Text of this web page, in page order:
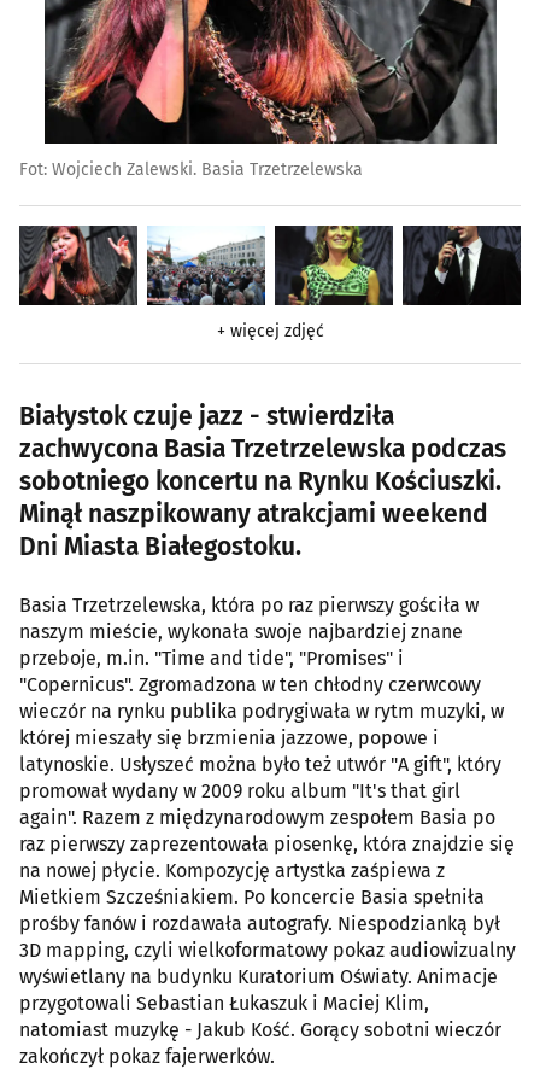
Fot: Wojciech Zalewski. Basia Trzetrzelewska
+ więcej zdjęć
Białystok czuje jazz - stwierdziła
zachwycona Basia Trzetrzelewska podczas
sobotniego koncertu na Rynku Kościuszki.
Minął naszpikowany atrakcjami weekend
Dni Miasta Białegostoku.
Basia Trzetrzelewska, która po raz pierwszy gościła w
naszym mieście, wykonała swoje najbardziej znane
przeboje, m.in. "Time and tide", "Promises" i
"Copernicus". Zgromadzona w ten chłodny czerwcowy
wieczór na rynku publika podrygiwała w rytm muzyki, w
której mieszały się brzmienia jazzowe, popowe i
latynoskie. Usłyszeć można było też utwór "A gift", który
promował wydany w 2009 roku album "It's that girl
again". Razem z międzynarodowym zespołem Basia po
raz pierwszy zaprezentowała piosenkę, która znajdzie się
na nowej płycie. Kompozycję artystka zaśpiewa z
Mietkiem Szcześniakiem. Po koncercie Basia spełniła
prośby fanów i rozdawała autografy. Niespodzianką był
3D mapping, czyli wielkoformatowy pokaz audiowizualny
wyświetlany na budynku Kuratorium Oświaty. Animacje
przygotowali Sebastian Łukaszuk i Maciej Klim,
natomiast muzykę - Jakub Kość. Gorący sobotni wieczór
zakończył pokaz fajerwerków.